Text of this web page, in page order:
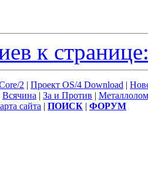
к
2 | Проект OS/4 Download |
Всячина | За и Против | Металлолом
сайта | ПОИСК | ФОРУМ